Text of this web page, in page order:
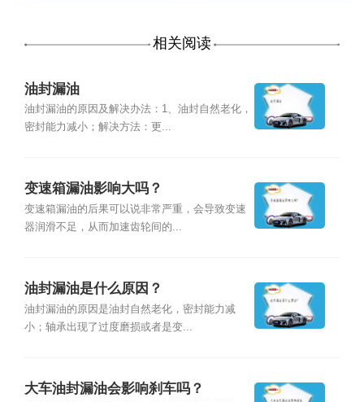
相关阅读
油封漏油
油封漏油的原因及解决办法：1、油封自然老化，
密封能力减小；解决方法：更...
变速箱漏油影响大吗？
变速箱漏油的后果可以说非常严重，会导致变速
器润滑不足，从而加速齿轮间的...
油封漏油是什么原因？
油封漏油的原因是油封自然老化，密封能力减
小；轴承出现了过度磨损或者是变...
大车油封漏油会影响刹车吗？